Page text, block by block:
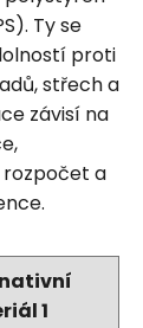
Ty se
proti
střech a
závisí na
rozpočet a
1